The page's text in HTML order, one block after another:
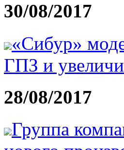
30/08/2017
«Сибур»
ГПЗ и
28/08/2017
Группа